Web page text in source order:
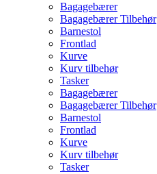
Bagagebærer
Bagagebærer Tilbehør
Barnestol
Frontlad
Kurve
Kurv tilbehør
Tasker
Bagagebærer
Bagagebærer Tilbehør
Barnestol
Frontlad
Kurve
Kurv tilbehør
Tasker